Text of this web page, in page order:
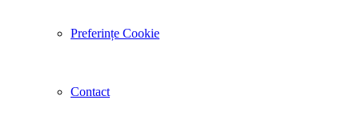
Preferințe Cookie
Contact